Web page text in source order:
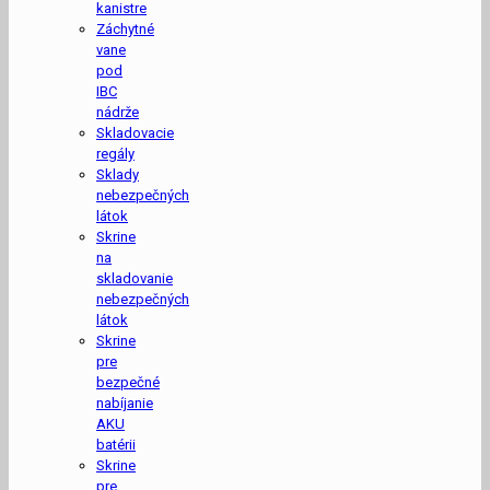
kanistre
Záchytné
vane
pod
IBC
nádrže
Skladovacie
regály
Sklady
nebezpečných
látok
Skrine
na
skladovanie
nebezpečných
látok
Skrine
pre
bezpečné
nabíjanie
AKU
batérii
Skrine
pre